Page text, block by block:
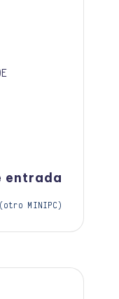
entrada
(otro MINIPC)